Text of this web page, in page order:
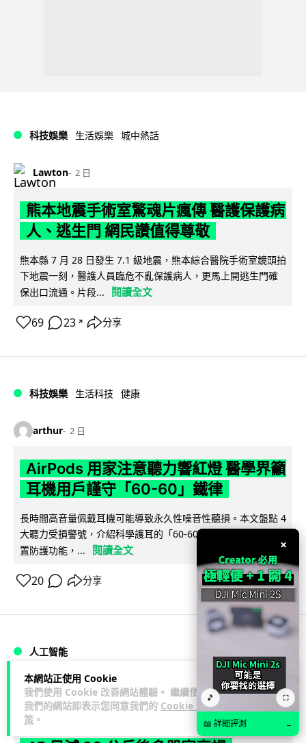
本網站正使用 Cookie
我們使用 Cookie 改善網站體驗。 繼續使用
我們的網站即表示您同意我們的 Cookie 政
策 。
科技娛樂 生活娛樂 城中熱話
Lawton 2 日
熊本地震手術室驚魂片瘋傳 醫護保護病
人、逃生門 網民讚值得尊敬
熊本縣 7 月 28 日發生 7.1 級地震，熊本綜合醫院手術室鏡頭拍
下地震一刻，醫護人員臨危不亂保護病人，更馬上開逃生門確
保出口流通。片段...
閱讀全文
69 23 ↗ 分享
科技娛樂 生活科技 健康
arthur 2 日
AirPods 用家注意聽力響紅燈 醫學界籲
耳機用戶謹守「60-60」鐵律
長時間高音量佩戴耳機可能導致永久性噪音性聽損。本文盤點 4
大聽力受損警號，介紹科學護耳的「60-60 原則」及 Apple 內
置防護功能，...
閱讀全文
20 分享
人工智能
arthur 2 日
AI 減肥餐單配合高強度操練 成都男
×
🎵 ⛶
📖 詳細評測 →